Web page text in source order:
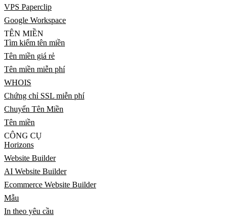
VPS Paperclip
Google Workspace
TÊN MIỀN
Tìm kiếm tên miền
Tên miền giá rẻ
Tên miền miễn phí
WHOIS
Chứng chỉ SSL miễn phí
Chuyển Tên Miền
Tên miền
CÔNG CỤ
Horizons
Website Builder
AI Website Builder
Ecommerce Website Builder
Mẫu
In theo yêu cầu